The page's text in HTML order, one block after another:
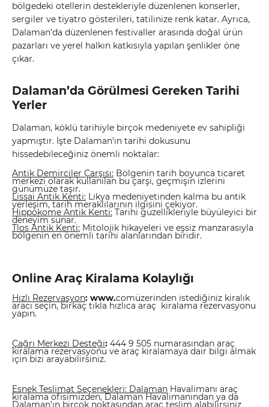
bölgedeki otellerin destekleriyle düzenlenen konserler,
sergiler ve tiyatro gösterileri, tatilinize renk katar. Ayrıca,
Dalaman’da düzenlenen festivaller arasında doğal ürün
pazarları ve yerel halkın katkısıyla yapılan şenlikler öne
çıkar.
Dalaman’da Görülmesi Gereken Tarihi
Yerler
Dalaman, köklü tarihiyle birçok medeniyete ev sahipliği
yapmıştır. İşte Dalaman’ın tarihi dokusunu
hissedebileceğiniz önemli noktalar:
Antik Demirciler Çarşısı: Bölgenin tarih boyunca ticaret
merkezi olarak kullanılan bu çarşı, geçmişin izlerini
günümüze taşır.
Lissai Antik Kenti: Likya medeniyetinden kalma bu antik
yerleşim, tarih meraklılarının ilgisini çekiyor.
Hippokome Antik Kenti: Tarihi güzellikleriyle büyüleyici bir
deneyim sunar.
Tlos Antik Kenti: Mitolojik hikayeleri ve eşsiz manzarasıyla
bölgenin en önemli tarihi alanlarından biridir.
Online Araç Kiralama Kolaylığı
Hızlı Rezervasyon: www.comüzerinden istediğiniz kiralık
aracı seçin, birkaç tıkla hızlıca araç kiralama rezervasyonu
yapın.
Çağrı Merkezi Desteği: 444 9 505 numarasından araç
kiralama rezervasyonu ve araç kiralamaya dair bilgi almak
için bizi arayabilirsiniz.
Esnek Teslimat Seçenekleri: Dalaman Havalimanı araç
kiralama ofisimizden, Dalaman Havalimanından ya da
Dalaman’ın birçok noktasından araç teslim alabilirsiniz